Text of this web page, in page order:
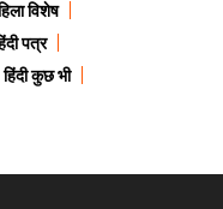
विशेष
पत्र
हिंदी कुछ भी